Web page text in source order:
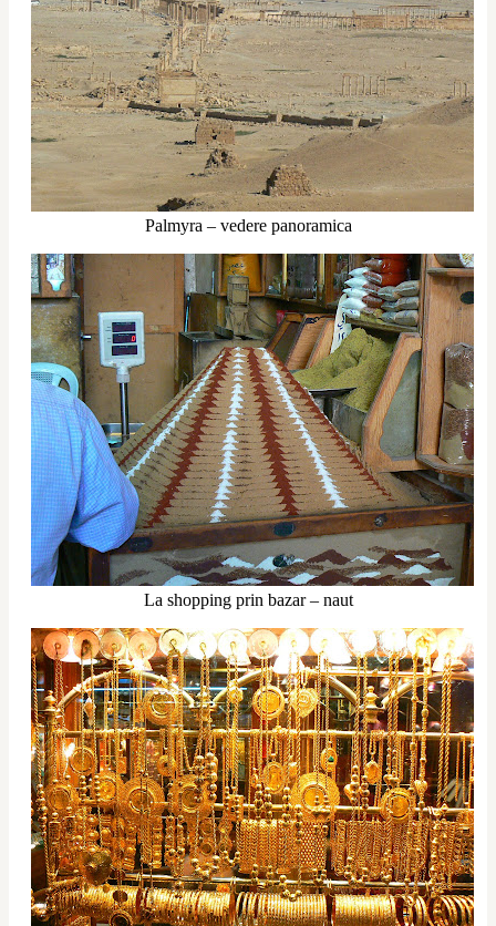
Palmyra – vedere panoramica
La shopping prin bazar – naut